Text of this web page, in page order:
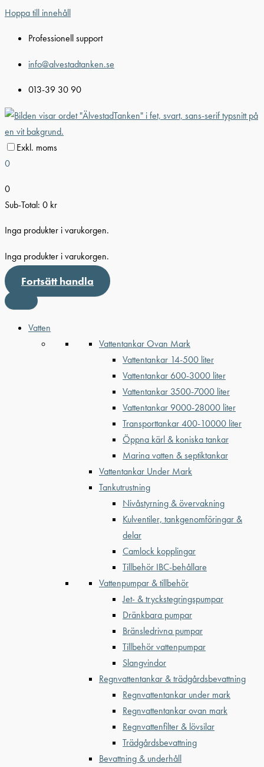
Hoppa till innehåll
Professionell support
info@alvestadtanken.se
013-39 30 90
Exkl. moms
0
0
Sub-Total: 0 kr
Inga produkter i varukorgen.
Inga produkter i varukorgen.
Fortsätt handla
Vatten
Vattentankar Ovan Mark
Vattentankar 14-500 liter
Vattentankar 600-3000 liter
Vattentankar 3500-7000 liter
Vattentankar 9000-28000 liter
Transporttankar 400-10000 liter
Öppna kärl & koniska tankar
Marina vatten & septiktankar
Vattentankar Under Mark
Tankutrustning
Nivåstyrning & övervakning
Kulventiler, tankgenomföringar &
delar
Camlock kopplingar
Tillbehör IBC-behållare
Vattenpumpar & tillbehör
Jet- & tryckstegringspumpar
Dränkbara pumpar
Bränsledrivna pumpar
Tillbehör vattenpumpar
Slangvindor
Regnvattentankar & trädgårdsbevattning
Regnvattentankar under mark
Regnvattentankar ovan mark
Regnvattenfilter & lövsilar
Trädgårdsbevattning
Bevattning & underhåll